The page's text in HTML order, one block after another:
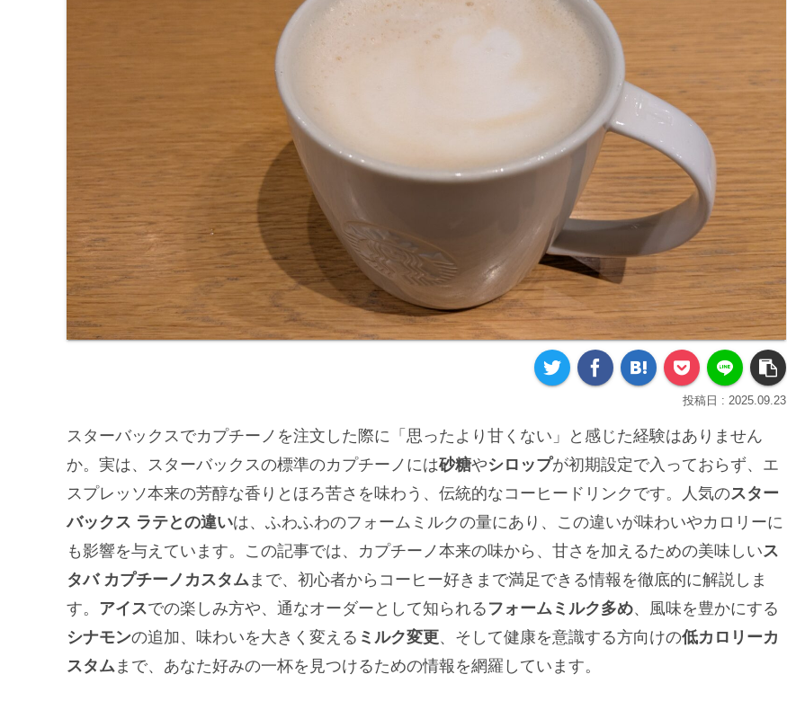
2025.09.23
スターバックスでカプチーノを注文した際に「思ったより甘くない」と感じた経験はありません
か。実は、スターバックスの標準のカプチーノには砂糖やシロップが初期設定で入っておらず、エ
スプレッソ本来の芳醇な香りとほろ苦さを味わう、伝統的なコーヒードリンクです。人気のスター
バックス ラテとの違いは、ふわふわのフォームミルクの量にあり、この違いが味わいやカロリーに
も影響を与えています。この記事では、カプチーノ本来の味から、甘さを加えるための美味しいス
タバ カプチーノカスタム まで、初心者からコーヒー好きまで満足できる情報を徹底的に解説しま
す。 アイスでの楽しみ方や、通なオーダーとして知られる フォームミルク多め、風味を豊かにする
シナモンの追加、味わいを大きく変える ミルク変更、そして健康を意識する方向けの低カロリーカ
スタム まで、あなた好みの一杯を見つけるための情報を網羅しています。